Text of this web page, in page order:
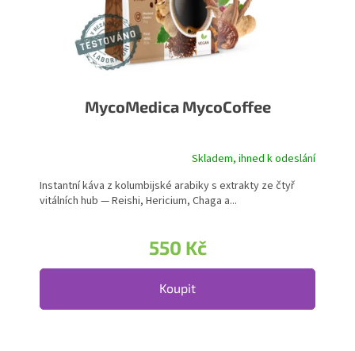
MycoMedica MycoCoffee
Skladem, ihned k odeslání
550 Kč
Koupit
Instantní káva z kolumbijské arabiky s extrakty ze čtyř
vitálních hub — Reishi, Hericium, Chaga a...